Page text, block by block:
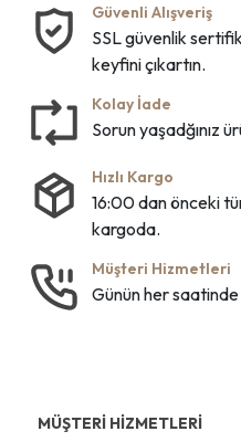
Güvenli Alışveriş
SSL güvenlik
keyfini çıkartın.
Kolay İade
Sorun yaşadğınız
Hızlı Kargo
16:00 dan önceki
kargoda.
Müşteri Hizmetleri
Günün her
MÜŞTERİ HİZMETLERİ